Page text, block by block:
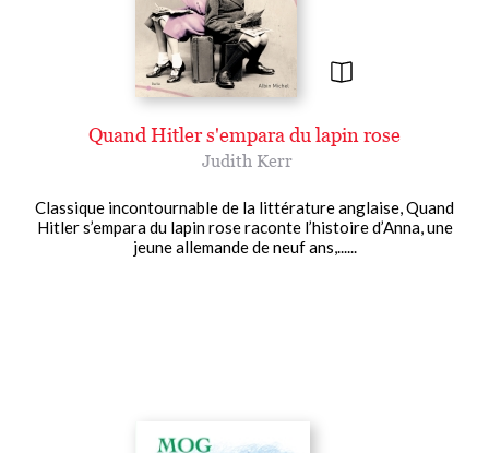
Quand Hitler s'empara du lapin rose
Judith Kerr
Classique incontournable de la littérature anglaise, Quand
Hitler s’empara du lapin rose raconte l’histoire d’Anna, une
jeune allemande de neuf ans,......